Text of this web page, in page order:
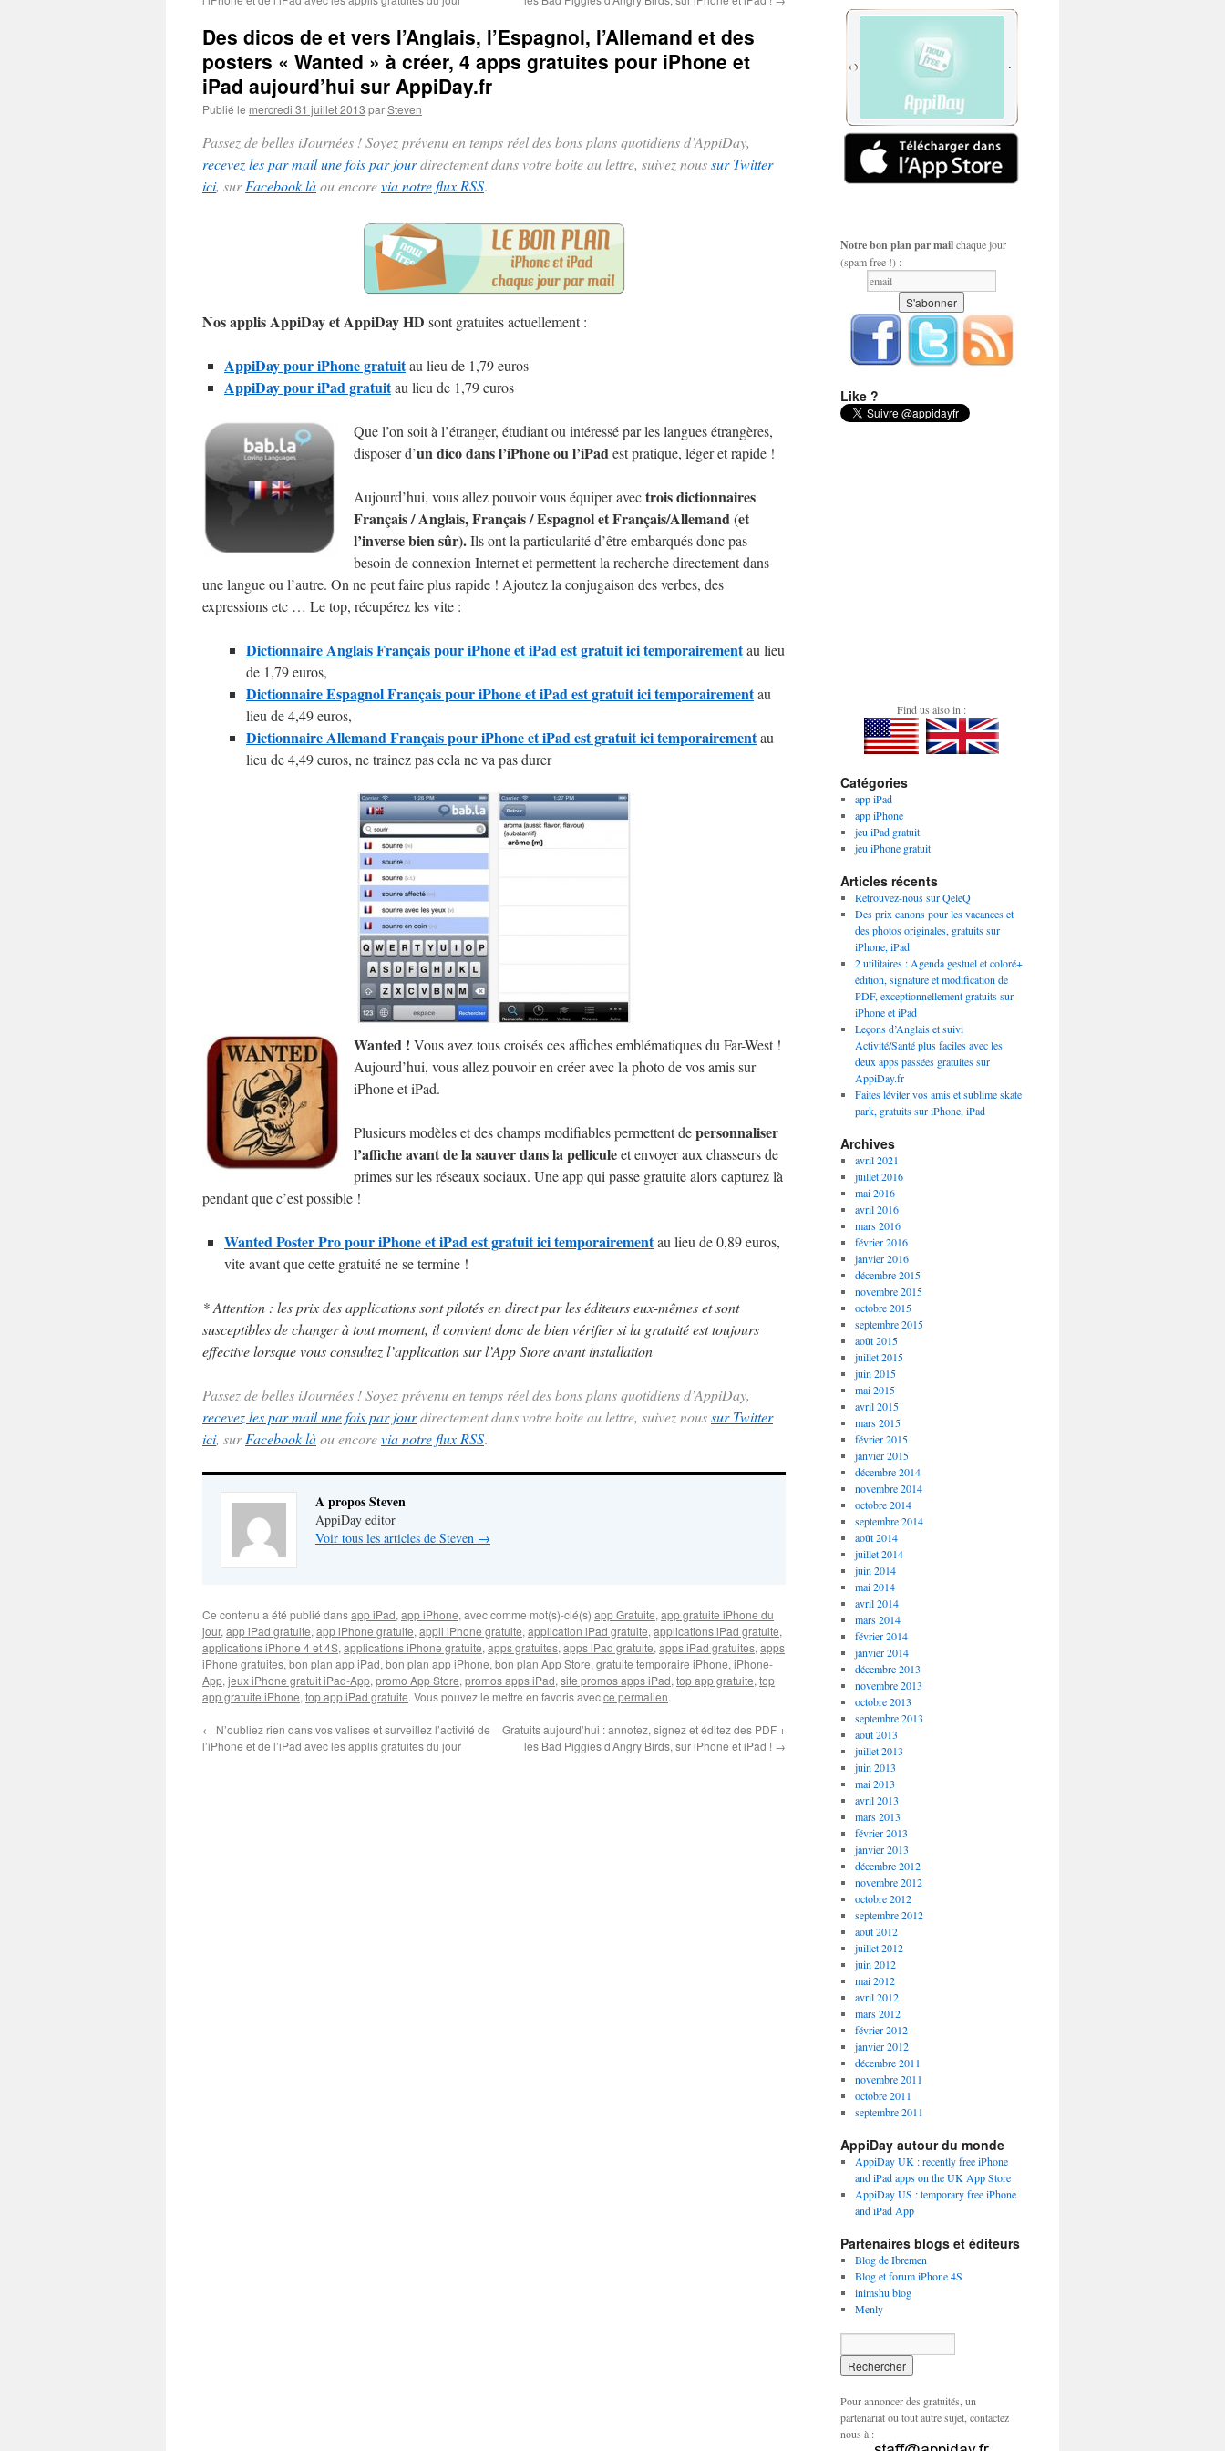
Des dicos de et vers l’Anglais, l’Espagnol, l’Allemand et des
posters « Wanted » à créer, 4 apps gratuites pour iPhone et
iPad aujourd’hui sur AppiDay.fr
Publié le mercredi 31 juillet 2013 parSteven
Passez de belles iJournées ! Soyez prévenu en temps réel des bons plans quotidiens d’AppiDay,
recevez les par mail une fois par jourdirectement dans votre boite au lettre, suivez noussur Twitter
ici, surFacebook làou encorevia notre flux RSS.
Nos applis AppiDay et AppiDay HD sont gratuites actuellement :
AppiDay pour iPhone gratuitau lieu de 1,79 euros
AppiDay pour iPad gratuitau lieu de 1,79 euros
Que l’on soit à l’étranger, étudiant ou intéressé par les langues étrangères,
disposer d’un dico dans l’iPhone ou l’iPadest pratique, léger et rapide !
Aujourd’hui, vous allez pouvoir vous équiper avectrois dictionnaires
Français / Anglais, Français / Espagnol et Français/Allemand (et
l’inverse bien sûr).Ils ont la particularité d’être embarqués donc pas
besoin de connexion Internet et permettent la recherche directement dans
une langue ou l’autre. On ne peut faire plus rapide ! Ajoutez la conjugaison des verbes, des
expressions etc … Le top, récupérez les vite :
Dictionnaire Anglais Français pour iPhone et iPad est gratuit ici temporairementau lieu
de 1,79 euros,
Dictionnaire Espagnol Français pour iPhone et iPad est gratuit ici temporairementau
lieu de 4,49 euros,
Dictionnaire Allemand Français pour iPhone et iPad est gratuit ici temporairementau
lieu de 4,49 euros, ne trainez pas cela ne va pas durer
Wanted ! Vous avez tous croisés ces affiches emblématiques du Far-West !
Aujourd’hui, vous allez pouvoir en créer avec la photo de vos amis sur
iPhone et iPad.
Plusieurs modèles et des champs modifiables permettent depersonnaliser
l’affiche avant de la sauver dans la pelliculeet envoyer aux chasseurs de
primes sur les réseaux sociaux. Une app qui passe gratuite alors capturez là
pendant que c’est possible !
Wanted Poster Pro pour iPhone et iPad est gratuit ici temporairementau lieu de 0,89 euros,
vite avant que cette gratuité ne se termine !
* Attention : les prix des applications sont pilotés en direct par les éditeurs eux-mêmes et sont
susceptibles de changer à tout moment, il convient donc de bien vérifier si la gratuité est toujours
effective lorsque vous consultez l’application sur l’App Store avant installation
Passez de belles iJournées ! Soyez prévenu en temps réel des bons plans quotidiens d’AppiDay,
recevez les par mail une fois par jourdirectement dans votre boite au lettre, suivez noussur Twitter
ici, surFacebook làou encorevia notre flux RSS.
A propos Steven
AppiDay editor
Voir tous les articles de Steven →
Ce contenu a été publié dansapp iPad, app iPhone, avec comme mot(s)-clé(s) app Gratuite, app gratuite iPhone du
jour, app iPad gratuite, app iPhone gratuite, appli iPhone gratuite, application iPad gratuite, applications iPad gratuite,
applications iPhone 4 et 4S, applications iPhone gratuite, apps gratuites, apps iPad gratuite, apps iPad gratuites, apps
iPhone gratuites, bon plan app iPad, bon plan app iPhone, bon plan App Store, gratuite temporaire iPhone, iPhone-
App, jeux iPhone gratuit iPad-App, promo App Store, promos apps iPad, site promos apps iPad, top app gratuite, top
app gratuite iPhone, top app iPad gratuite. Vous pouvez le mettre en favoris avecce permalien.
← N’oubliez rien dans vos valises et surveillez l’activité de
l’iPhone et de l’iPad avec les applis gratuites du jour
Gratuits aujourd’hui : annotez, signez et éditez des PDF +
les Bad Piggies d’Angry Birds, sur iPhone et iPad ! →
Notre bon plan par mailchaque jour
(spam free !) :
Like ?
Find us also in :
Catégories
app iPad
app iPhone
jeu iPad gratuit
jeu iPhone gratuit
Articles récents
Retrouvez-nous sur QeleQ
Des prix canons pour les vacances et
des photos originales, gratuits sur
iPhone, iPad
2 utilitaires : Agenda gestuel et coloré+
édition, signature et modification de
PDF, exceptionnellement gratuits sur
iPhone et iPad
Leçons d’Anglais et suivi
Activité/Santé plus faciles avec les
deux apps passées gratuites sur
AppiDay.fr
Faites léviter vos amis et sublime skate
park, gratuits sur iPhone, iPad
Archives
avril 2021
juillet 2016
mai 2016
avril 2016
mars 2016
février 2016
janvier 2016
décembre 2015
novembre 2015
octobre 2015
septembre 2015
août 2015
juillet 2015
juin 2015
mai 2015
avril 2015
mars 2015
février 2015
janvier 2015
décembre 2014
novembre 2014
octobre 2014
septembre 2014
août 2014
juillet 2014
juin 2014
mai 2014
avril 2014
mars 2014
février 2014
janvier 2014
décembre 2013
novembre 2013
octobre 2013
septembre 2013
août 2013
juillet 2013
juin 2013
mai 2013
avril 2013
mars 2013
février 2013
janvier 2013
décembre 2012
novembre 2012
octobre 2012
septembre 2012
août 2012
juillet 2012
juin 2012
mai 2012
avril 2012
mars 2012
février 2012
janvier 2012
décembre 2011
novembre 2011
octobre 2011
septembre 2011
AppiDay autour du monde
AppiDay UK : recently free iPhone
and iPad apps on the UK App Store
AppiDay US : temporary free iPhone
and iPad App
Partenaires blogs et éditeurs
Blog de Ibremen
Blog et forum iPhone 4S
inimshu blog
Menly
Pour annoncer des gratuités, un
partenariat ou tout autre sujet, contactez
nous à :